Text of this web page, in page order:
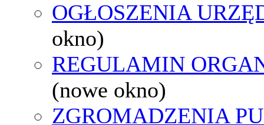
OGŁOSZENIA
okno)
REGULAMIN
(nowe okno)
ZGROMADZENIA